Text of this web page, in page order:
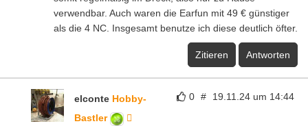
verwendbar. Auch waren die Earfun mit 49 € günstiger
als die 4 NC. Insgesamt benutze ich diese deutlich öfter.
Zitieren Antworten
0 # 19.11.24 um 14:44
elconte Hobby-
Bastler